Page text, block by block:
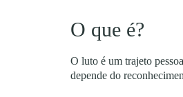
O que é?
O luto é um trajeto
depende do